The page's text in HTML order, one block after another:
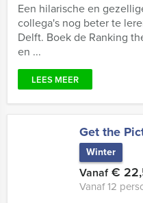
Een hilarische en
collega's nog beter te
Delft. Boek de Ranking
en ...
LEES MEER
Get the
Winter
Vanaf€
Vanaf 12